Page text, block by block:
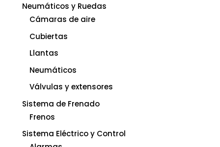
Neumáticos y Ruedas
Cámaras de aire
Cubiertas
Llantas
Neumáticos
Válvulas y extensores
Sistema de Frenado
Frenos
Sistema Eléctrico y Control